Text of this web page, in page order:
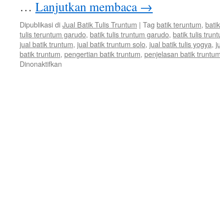
… Lanjutkan membaca →
Dipublikasi diJual Batik Tulis Truntum | Tag batik teruntum,
tulis teruntum garudo, batik tulis truntum garudo, batik tulis
jual batik truntum, jual batik truntum solo, jual batik tulis yogya,
batik truntum, pengertian batik truntum, penjelasan batik
Dinonaktifkan